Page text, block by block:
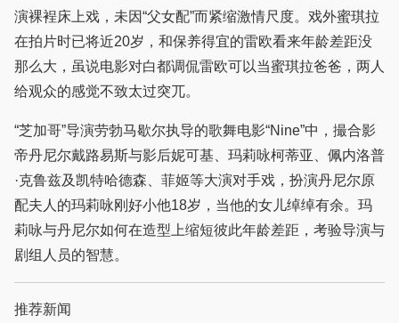
演裸裎床上戏，未因“父女配”而紧缩激情尺度。戏外蜜琪拉
在拍片时已将近20岁，和保养得宜的雷欧看来年龄差距没
那么大，虽说电影对白都调侃雷欧可以当蜜琪拉爸爸，两人
给观众的感觉不致太过突兀。
“芝加哥”导演劳勃马歇尔执导的歌舞电影“Nine”中，撮合影
帝丹尼尔戴路易斯与影后妮可基、玛莉咏柯蒂亚、佩内洛普
·克鲁兹及凯特哈德森、菲姬等大演对手戏，扮演丹尼尔原
配夫人的玛莉咏刚好小他18岁，当他的女儿绰绰有余。玛
莉咏与丹尼尔如何在造型上缩短彼此年龄差距，考验导演与
剧组人员的智慧。
推荐新闻